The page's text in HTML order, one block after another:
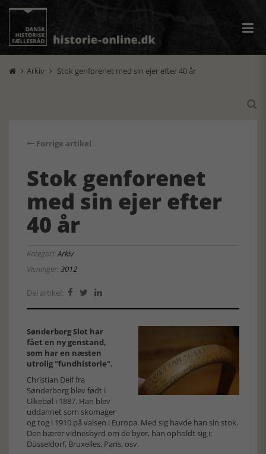
 Arkiv  Stok genforenet med sin ejer efter 40 år

Forrige artikel
Stok genforenet
med sin ejer efter
40 år
Kategori:Arkiv
Visninger:3012
Del artikel:   
Sønderborg Slot har
fået en ny genstand,
som har en næsten
utrolig "fundhistorie".
Christian Delf fra
Sønderborg blev født i
Ulkebøl i 1887. Han blev
uddannet som skomager
og tog i 1910 på valsen i Europa. Med sig havde han sin stok.
Den bærer vidnesbyrd om de byer, han opholdt sig i:
Düsseldorf, Bruxelles, Paris, osv.